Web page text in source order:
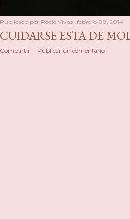
Publicado por Rocio Vivas febrero 08, 2014
CUIDARSE ESTA DE
Compartir Publicar un comentario